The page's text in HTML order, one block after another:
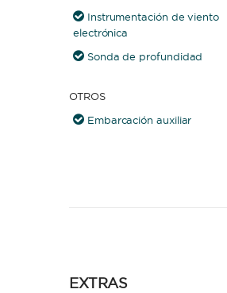
Instrumentación de viento
electrónica
Sonda de profundidad
OTROS
Embarcación auxiliar
EXTRAS